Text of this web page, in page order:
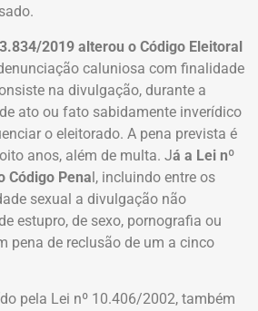
2019 alterou o Código Eleitoral
caluniosa com finalidade
na divulgação, durante a
ato ou fato sabidamente inverídico
o eleitorado. A pena prevista é
anos, além de multa. Já a Lei nº
Código Penal, incluindo entre os
sexual a divulgação não
estupro, de sexo, pornografia ou
pena de reclusão de um a cinco
pela Lei nº 10.406/2002, também